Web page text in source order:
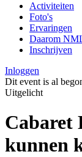
Activiteiten
Foto's
Ervaringen
Daarom
Inschrijven
Inloggen
Dit event is al
Uitgelicht
Cabaret
kunnen